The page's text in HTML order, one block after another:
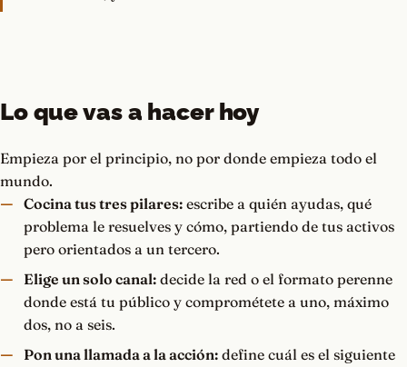
Lo que vas a hacer hoy
Empieza por el principio, no por donde empieza todo el
mundo.
Cocina tus tres pilares:escribe a quién ayudas, qué
problema le resuelves y cómo, partiendo de tus activos
pero orientados a un tercero.
Elige un solo canal:decide la red o el formato perenne
donde está tu público y comprométete a uno, máximo
dos, no a seis.
Pon una llamada a la acción:define cuál es el siguiente